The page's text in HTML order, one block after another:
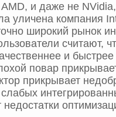
и даже не
уличена компания
широкий рынок
считают,
и быстрее
повар
прикрывает